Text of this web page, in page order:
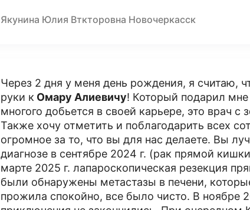
Якунина Юлия Вткторовна Новочеркасск
Через 2 дня у меня день рождения, я считаю,
руки к Омару Алиевичу! Который подарил
многого добьется в своей карьере, это врач
Также хочу отметить и поблагодарить всех
огромное за то, что вы для нас делаете. Вы
диагнозе в сентябре 2024 г. (рак прямой
марте 2025 г. лапароскопическая резекция
были обнаружены метастазы в печени,
прожила спокойно, все было чисто. В ноябре